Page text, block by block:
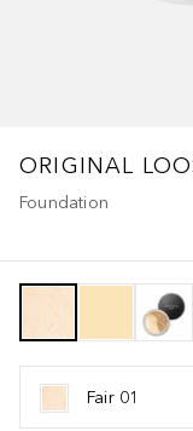
ORIGINAL
Foundation
Fair 01